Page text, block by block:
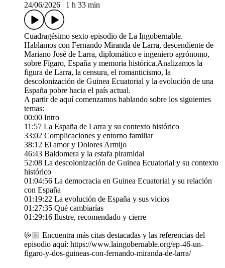
24/06/2026
1 h 33 min
Cuadragésimo sexto episodio de La Ingobernable.
Hablamos con Fernando Miranda de Larra, descendiente de
Mariano José de Larra, diplomático e ingeniero agrónomo,
sobre Fígaro, España y memoria histórica.Analizamos la
figura de Larra, la censura, el romanticismo, la
descolonización de Guinea Ecuatorial y la evolución de una
España pobre hacia el país actual.
A partir de aquí comenzamos hablando sobre los siguientes
temas:
00:00 Intro
11:57 La España de Larra y su contexto histórico
33:02 Complicaciones y entorno familiar
38:12 El amor y Dolores Armijo
46:43 Baldomera y la estafa piramidal
52:08 La descolonización de Guinea Ecuatorial y su contexto
histórico
01:04:56 La democracia en Guinea Ecuatorial y su relación
con España
01:19:22 La evolución de España y sus vicios
01:27:35 Qué cambiarías
01:29:16 Ilustre, recomendado y cierre
🤟🏼 Encuentra más citas destacadas y las referencias del
episodio aquí: https://www.laingobernable.org/ep-46-un-
figaro-y-dos-guineas-con-fernando-miranda-de-larra/